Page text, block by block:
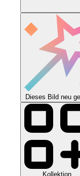
Dieses Bild neu
Kollektion